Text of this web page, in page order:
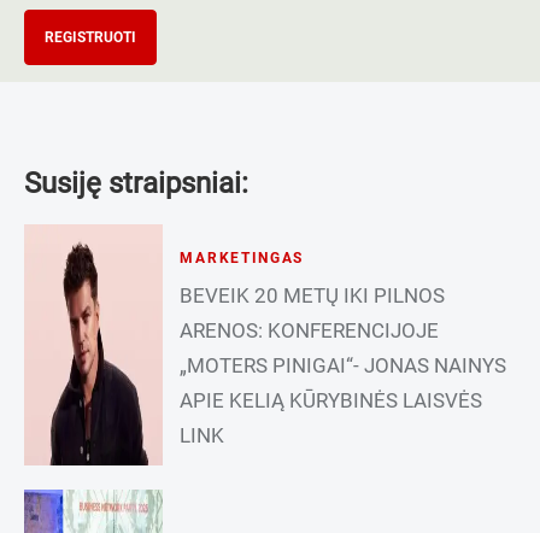
REGISTRUOTI
Susiję straipsniai:
MARKETINGAS
BEVEIK 20 METŲ IKI PILNOS
ARENOS: KONFERENCIJOJE
„MOTERS PINIGAI“- JONAS NAINYS
APIE KELIĄ KŪRYBINĖS LAISVĖS
LINK